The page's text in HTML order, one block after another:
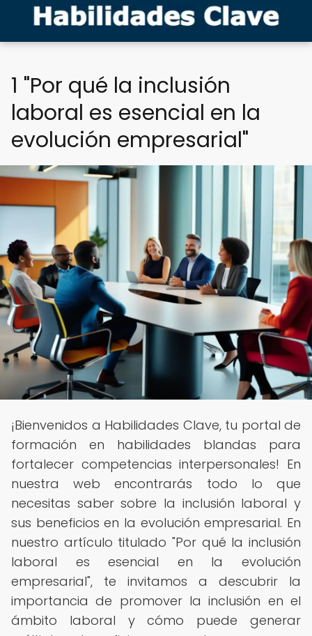
1 "Por qué la inclusión
laboral es esencial en la
evolución empresarial"
¡Bienvenidos a Habilidades Clave, tu portal de
formación en habilidades blandas para
fortalecer competencias interpersonales! En
nuestra web encontrarás todo lo que
necesitas saber sobre la inclusión laboral y
sus beneficios en la evolución empresarial. En
nuestro artículo titulado "Por qué la inclusión
laboral es esencial en la evolución
empresarial", te invitamos a descubrir la
importancia de promover la inclusión en el
ámbito laboral y cómo puede generar